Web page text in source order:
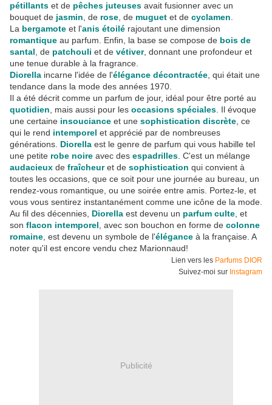
pétillants et de pêches juteuses avait fusionner avec un
bouquet de jasmin , de rose , de muguet et de cyclamen
La bergamote et l'anis étoilé rajoutant une dimension
romantique au parfum. Enfin, la base se compose de bois de
santal , de patchouli et de vétiver, donnant une profondeur et
une tenue durable à la fragrance.
Diorella incarne l'idée de l'élégance décontractée , qui était une
tendance dans la mode des années 1970.
Il a été décrit comme un parfum de jour, idéal pour être porté au
quotidien , mais aussi pour les occasions spéciales . Il évoque
une certaine insouciance et une sophistication discrète , ce
qui le rend intemporel et apprécié par de nombreuses
générations. Diorella est le genre de parfum qui vous habille tel
une petite robe noire avec des espadrilles . C'est un mélange
audacieux de fraîcheuret de sophistication qui convient à
toutes les occasions, que ce soit pour une journée au bureau, un
rendez-vous romantique, ou une soirée entre amis. Portez-le, et
vous vous sentirez instantanément comme une icône de la mode.
Au fil des décennies, Diorella est devenu un parfum culte , et
son flacon intemporel , avec son bouchon en forme de colonne
romaine , est devenu un symbole de l'élégance à la française. A
noter qu'il est encore vendu chez Marionnaud!
Lien vers les Parfums DIOR
Suivez-moi sur Instagram
Publicité